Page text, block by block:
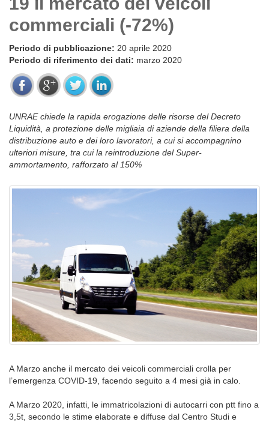
commerciali (-72%)
Periodo di pubblicazione: 20 aprile 2020
Periodo di riferimento dei dati: marzo 2020
UNRAE chiede la rapida erogazione delle risorse del Decreto
Liquidità, a protezione delle migliaia di aziende della filiera della
distribuzione auto e dei loro lavoratori, a cui si accompagnino
ulteriori misure, tra cui la reintroduzione del Super-
ammortamento, rafforzato al 150%
A Marzo anche il mercato dei veicoli commerciali crolla per
l’emergenza COVID-19, facendo seguito a 4 mesi già in calo.
A Marzo 2020, infatti, le immatricolazioni di autocarri con ptt fino a
3,5t, secondo le stime elaborate e diffuse dal Centro Studi e